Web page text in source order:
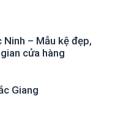
Ninh – Mẫu kệ đẹp,
cửa hàng
Giang